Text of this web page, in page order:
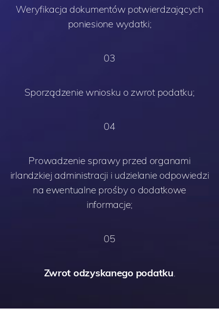
Weryfikacja dokumentów potwierdzających
poniesione wydatki;
03
Sporządzenie wniosku o zwrot podatku;
04
Prowadzenie sprawy przed organami
irlandzkiej administracji i udzielanie odpowiedzi
na ewentualne prośby o dodatkowe
informacje;
05
Zwrot odzyskanego podatku.